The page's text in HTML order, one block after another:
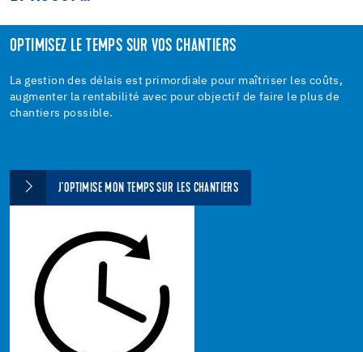
OPTIMISEZ LE TEMPS SUR VOS CHANTIERS
La gestion des délais est primordiale pour maîtriser les coûts,
augmenter la rentabilité avec pour objectif de faire le plus de
chantiers possible.
J'OPTIMISE MON TEMPS SUR LES CHANTIERS